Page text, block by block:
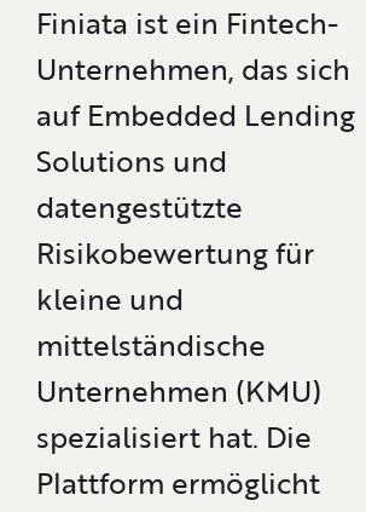
Finiata ist ein Fintech-
Unternehmen, das sich
auf Embedded Lending
Solutions und
datengestützte
Risikobewertung für
kleine und
mittelständische
Unternehmen (KMU)
spezialisiert hat. Die
Plattform ermöglicht